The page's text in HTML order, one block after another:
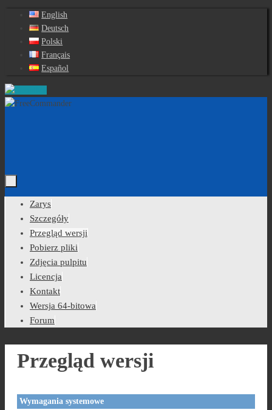
Przejdź
English
Deutsch
Polski
Français
Español
Przejdź Zarys
Szczegóły
Przegląd wersji
Pobierz pliki
Zdjęcia pulpitu
Licencja
Kontakt
Wersja 64-bitowa
Forum
Przegląd wersji
Wymagania systemowe